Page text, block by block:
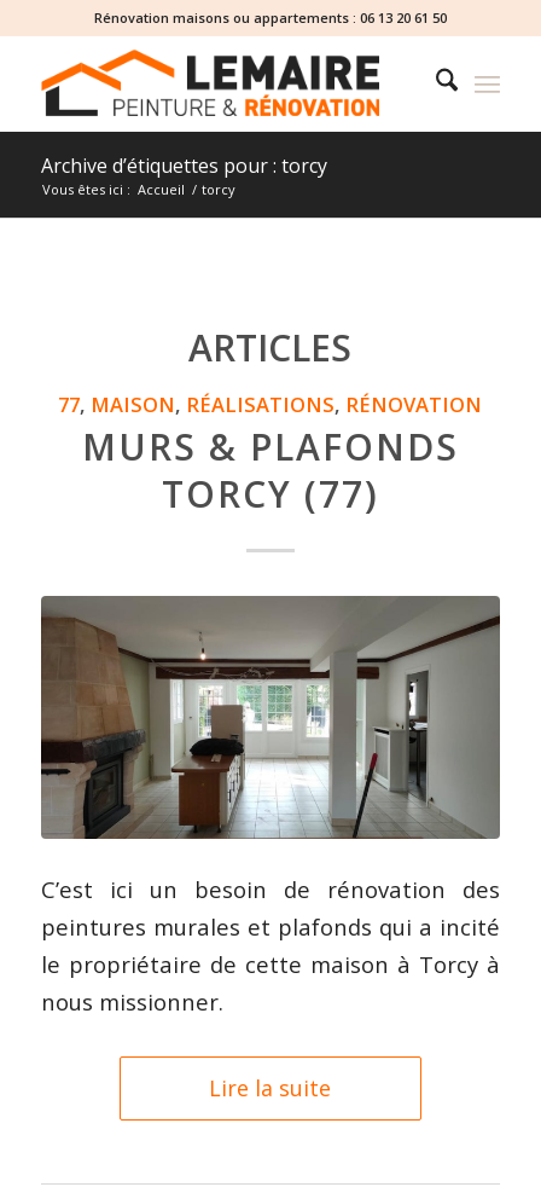
Rénovation maisons ou appartements : 06 13 20 61 50
Archive d’étiquettes pour : torcy
Vous êtes ici : Accueil / torcy
ARTICLES
77, MAISON, RÉALISATIONS, RÉNOVATION
MURS & PLAFONDS
TORCY (77)
C’est ici un besoin de rénovation des
peintures murales et plafonds qui a incité
le propriétaire de cette maison à Torcy à
nous missionner.
Lire la suite